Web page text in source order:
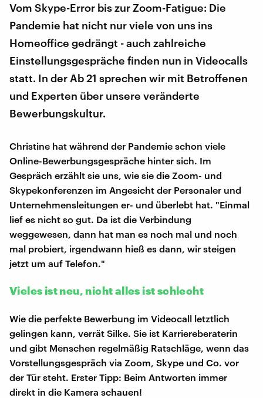
Vom Skype-Error bis zur Zoom-Fatigue: Die
Pandemie hat nicht nur viele von uns ins
Homeoffice gedrängt - auch zahlreiche
Einstellungsgespräche finden nun in Videocalls
statt. In der Ab 21 sprechen wir mit Betroffenen
und Experten über unsere veränderte
Bewerbungskultur.
Christine hat während der Pandemie schon viele
Online-Bewerbungsgespräche hinter sich. Im
Gespräch erzählt sie uns, wie sie die Zoom- und
Skypekonferenzen im Angesicht der Personaler und
Unternehmensleitungen er- und überlebt hat. "Einmal
lief es nicht so gut. Da ist die Verbindung
weggewesen, dann hat man es noch mal und noch
mal probiert, irgendwann hieß es dann, wir steigen
jetzt um auf Telefon."
Vieles ist neu, nicht alles ist schlecht
Wie die perfekte Bewerbung im Videocall letztlich
gelingen kann, verrät Silke. Sie ist Karriereberaterin
und gibt Menschen regelmäßig Ratschläge, wenn das
Vorstellungsgespräch via Zoom, Skype und Co. vor
der Tür steht. Erster Tipp: Beim Antworten immer
direkt in die Kamera schauen!